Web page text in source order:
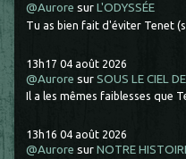
@Aurore surL'ODYSSÉE
Tu as bien fait d'éviter Tenet
13h17 04 août 2026
@Aurore surSOUS LE CIEL
Il a les mêmes faiblesses que
13h16 04 août 2026
@Aurore surNOTRE